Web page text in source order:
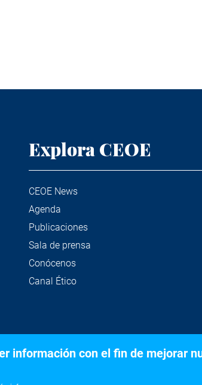
Explora CEOE
CEOE News
Agenda
Publicaciones
Sala de prensa
Conócenos
Canal Ético
información con el fin de mejorar